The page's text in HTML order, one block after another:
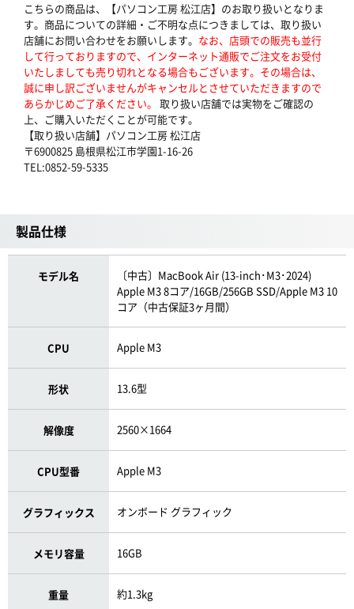
こちらの商品は、【パソコン工房 松江店】のお取り扱いとなりま
す。商品についての詳細・ご不明な点につきましては、取り扱い
店舗にお問い合わせをお願いします。 なお、店頭での販売も並行
して行っておりますので、インターネット通販でご注文をお受付
いたしましても売り切れとなる場合もございます。その場合は、
誠に申し訳ございませんがキャンセルとさせていただきますので
あらかじめご了承ください。 取り扱い店舗では実物をご確認の
上、ご購入いただくことが可能です。
【取り扱い店舗】パソコン工房 松江店
〒6900825 島根県松江市学園1-16-26
TEL:0852-59-5335
製品仕様
モデル名
〔中古〕MacBook Air (13-inch･M3･2024)
Apple M3 8コア/16GB/256GB SSD/Apple M3 10
コア（中古保証3ヶ月間）
CPU Apple M3
形状 13.6型
解像度 2560×1664
CPU型番 Apple M3
グラフィックス オンボード グラフィック
メモリ容量 16GB
重量 約1.3kg